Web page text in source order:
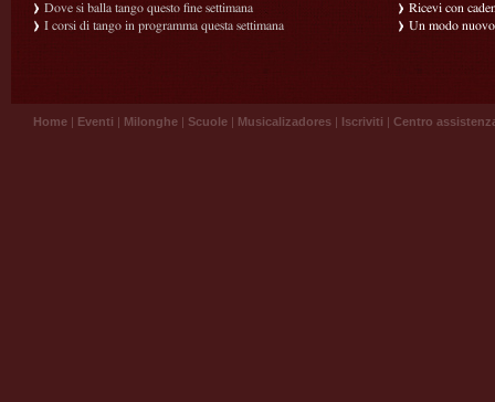
Dove si balla tango questo fine settimana
I corsi di tango in programma questa settimana
Ricevi con
Un modo
Home | Eventi | Milonghe | Scuole | Musicalizadores | Iscriviti | Centro